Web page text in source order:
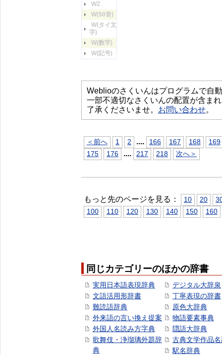
WZ
W(50音)
W(タイ文
字)
W(数字)
W(記号)
Weblioのさくいんはプログラムで自
一部不適切なさくいんの配置が含ま
了承くださいませ。 お問い合わせ。
＜前へ 1 2 .... 166 167 168
169
175
176 .... 217 218 次へ＞
もっと先のページを見る： 10 20
100
110 120 130 140 150 160
同じカテゴリーのほかの辞書
実用日本語表現辞典
文語活用形辞書
難読語辞典
外来語の言い換え提案
外国人名読み方字典
歌舞伎・浄瑠璃外題辞
典
デジタル大辞泉
丁寧表現の辞書
原色大辞典
物語要素事典
隠語大辞典
古典文学作品
駅名辞典